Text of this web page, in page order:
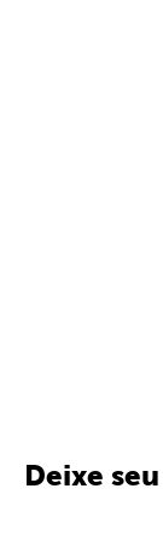
Deixe